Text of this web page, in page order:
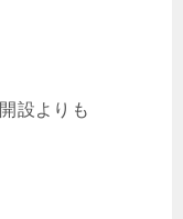
設よりも